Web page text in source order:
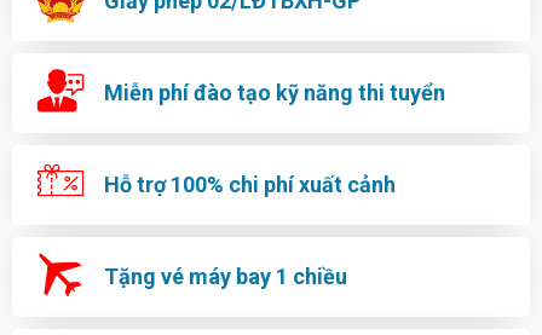
Miễn phí đào tạo kỹ năng thi tuyển
Hỗ trợ 100% chi phí xuất cảnh
Tặng vé máy bay 1 chiều